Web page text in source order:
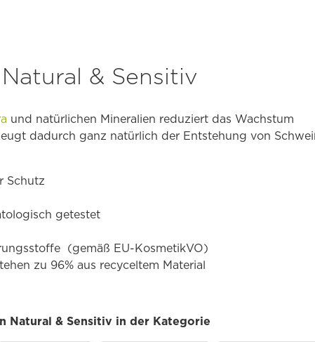
& Sensitiv
und natürlichen Mineralien reduziert das Wachstum
dadurch ganz natürlich der Entstehung von
Schutz
getestet
(gemäß EU-KosmetikVO)
zu 96% aus recyceltem Material
Natural & Sensitiv in der Kategorie